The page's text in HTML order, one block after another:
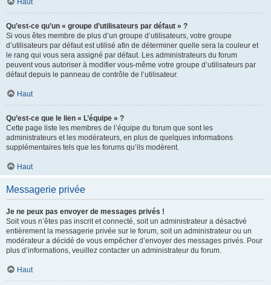
Haut
Qu’est-ce qu’un « groupe d’utilisateurs par défaut » ?
Si vous êtes membre de plus d’un groupe d’utilisateurs, votre groupe
d’utilisateurs par défaut est utilisé afin de déterminer quelle sera la couleur et
le rang qui vous sera assigné par défaut. Les administrateurs du forum
peuvent vous autoriser à modifier vous-même votre groupe d’utilisateurs par
défaut depuis le panneau de contrôle de l’utilisateur.
Haut
Qu’est-ce que le lien « L’équipe » ?
Cette page liste les membres de l’équipe du forum que sont les
administrateurs et les modérateurs, en plus de quelques informations
supplémentaires tels que les forums qu’ils modèrent.
Haut
Messagerie privée
Je ne peux pas envoyer de messages privés !
Soit vous n’êtes pas inscrit et connecté, soit un administrateur a désactivé
entièrement la messagerie privée sur le forum, soit un administrateur ou un
modérateur a décidé de vous empêcher d’envoyer des messages privés. Pour
plus d’informations, veuillez contacter un administrateur du forum.
Haut